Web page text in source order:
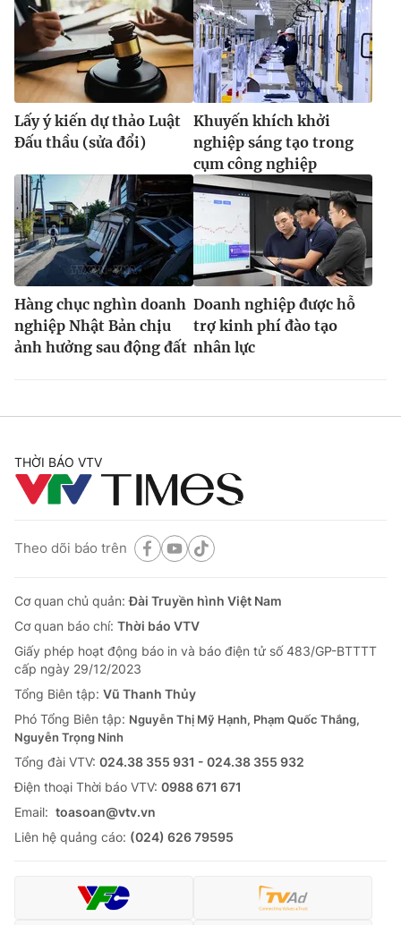
Lấy ý kiến dự thảo Luật
Đấu thầu (sửa đổi)
Khuyến khích khởi
nghiệp sáng tạo trong
cụm công nghiệp
Hàng chục nghìn doanh
nghiệp Nhật Bản chịu
ảnh hưởng sau động đất
Doanh nghiệp được hỗ
trợ kinh phí đào tạo
nhân lực
THỜI BÁO VTV
Theo dõi báo trên
Cơ quan chủ quản:Đài Truyền hình Việt Nam
Cơ quan báo chí: Thời báo VTV
Giấy phép hoạt động báo in và báo điện tử số 483/GP-BTTTT
cấp ngày 29/12/2023
Tổng Biên tập: Vũ Thanh Thủy
Phó Tổng Biên tập: Nguyễn Thị Mỹ Hạnh, Phạm Quốc Thắng,
Nguyễn Trọng Ninh
Tổng đài VTV: 024.38 355 931 - 024.38 355 932
Ðiện thoại Thời báo VTV: 0988 671 671
Email: toasoan@vtv.vn
Liên hệ quảng cáo: (024) 626 79595